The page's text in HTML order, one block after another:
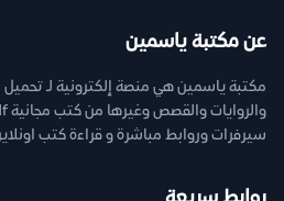
عن مكتبة ياسمين
مكتبة ياسمين هي منصة إلكترونية لـ تحميل
سيرفرات وروابط مباشرة و قراءة كتب